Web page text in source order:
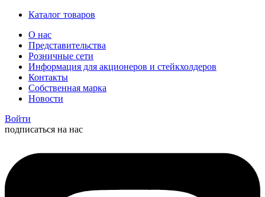
Каталог товаров
О нас
Представительства
Розничные сети
Информация для акционеров и стейкхолдеров
Контакты
Собственная марка
Новости
Войти
подписаться на нас